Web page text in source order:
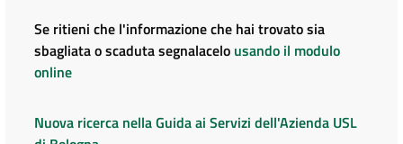
Se ritieni che l'informazione che hai trovato sia
sbagliata o scaduta segnalacelo usando il modulo
online
Nuova ricerca nella Guida ai Servizi dell'Azienda USL